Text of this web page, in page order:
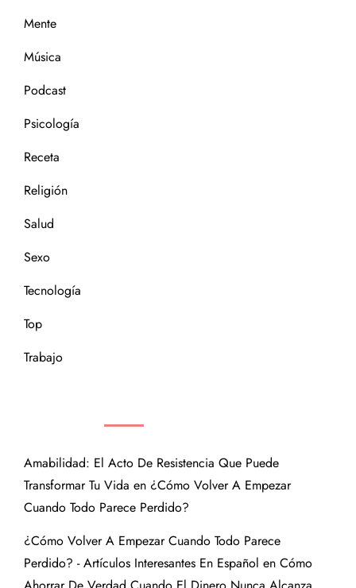
Mente
Música
Podcast
Psicología
Receta
Religión
Salud
Sexo
Tecnología
Top
Trabajo
Amabilidad: El Acto De Resistencia Que Puede
Transformar Tu Vida en ¿Cómo Volver A Empezar
Cuando Todo Parece Perdido?
¿Cómo Volver A Empezar Cuando Todo Parece
Perdido? - Artículos Interesantes En Español en Cómo